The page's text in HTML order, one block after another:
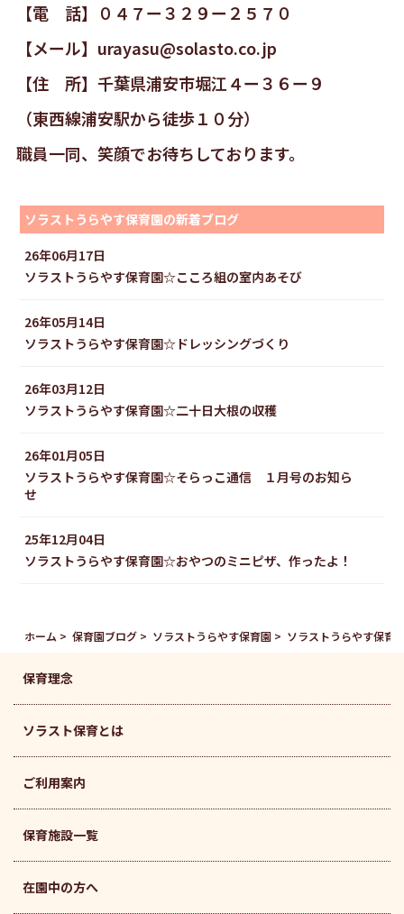
【電 話】０４７ー３２９ー２５７０
【メール】urayasu@solasto.co.jp
【住 所】千葉県浦安市堀江４ー３６ー９
（東西線浦安駅から徒歩１０分）
職員一同、笑顔でお待ちしております。
ソラストうらやす保育園の新着ブログ
26年06月17日
ソラストうらやす保育園☆こころ組の室内あそび
26年05月14日
ソラストうらやす保育園☆ドレッシングづくり
26年03月12日
ソラストうらやす保育園☆二十日大根の収穫
26年01月05日
ソラストうらやす保育園☆そらっこ通信 １月号のお知ら
せ
25年12月04日
ソラストうらやす保育園☆おやつのミニピザ、作ったよ！
ホーム 保育園ブログ ソラストうらやす保育園 ソラストうらやす保育
保育理念
ソラスト保育とは
ご利用案内
保育施設一覧
在園中の方へ